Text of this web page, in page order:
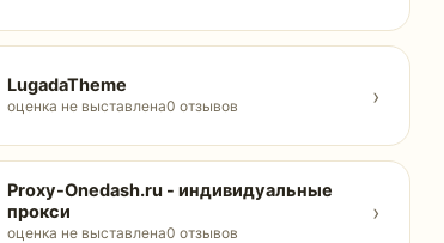
LugadaTheme
оценка не выставлена0 отзывов ›
Proxy-Onedash.ru - индивидуальные
прокси
оценка не выставлена0 отзывов
›